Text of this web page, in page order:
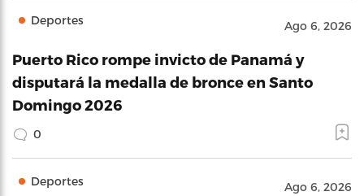
Deportes Ago 6, 2026
Puerto Rico rompe invicto de Panamá y
disputará la medalla de bronce en Santo
Domingo 2026
0
Deportes Ago 6, 2026